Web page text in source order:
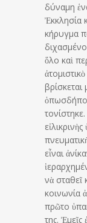
δύναμη
Ἐκκλησία
κήρυγμα
ὅλο καὶ
βρίσκεται
εἶναι
νὰ σταθεῖ
κοινωνία
πρῶτο
της.